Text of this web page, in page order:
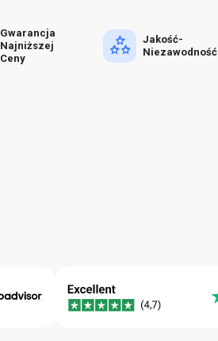
Gwarancja
Najniższej
Ceny
Jakość-
Niezawodność